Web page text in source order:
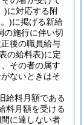
)に対応する附
)に掲げる新給
の施行に伴い切
後の職員給与
の給料表)に定
その者の属す
ないときはそ
給料月額である
料月額を受ける
に達しない者